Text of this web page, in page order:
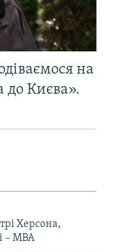
на
до Києва».
Херсона,
– МВА